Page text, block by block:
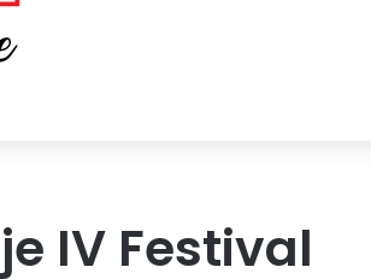
IV Festival